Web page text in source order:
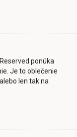
ponúka
Je to oblečenie
len tak na